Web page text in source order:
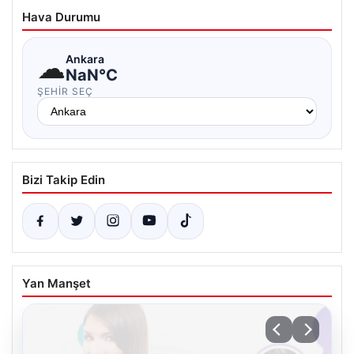
Hava Durumu
☁Ankara
NaN°C
ŞEHIR SEÇ
Bizi Takip Edin
Yan Manşet